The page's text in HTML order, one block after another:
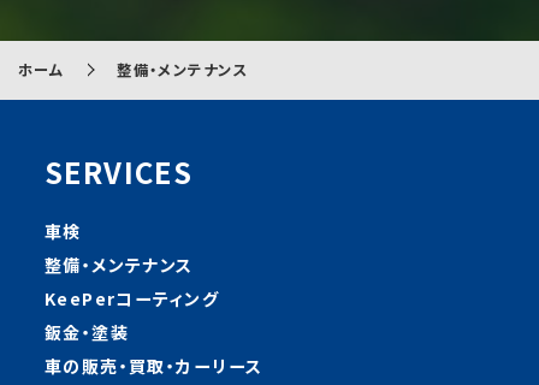
ホーム 整備・メンテナンス
SERVICES
車検
整備・メンテナンス
KeePerコーティング
鈑金・塗装
車の販売・買取・カーリース